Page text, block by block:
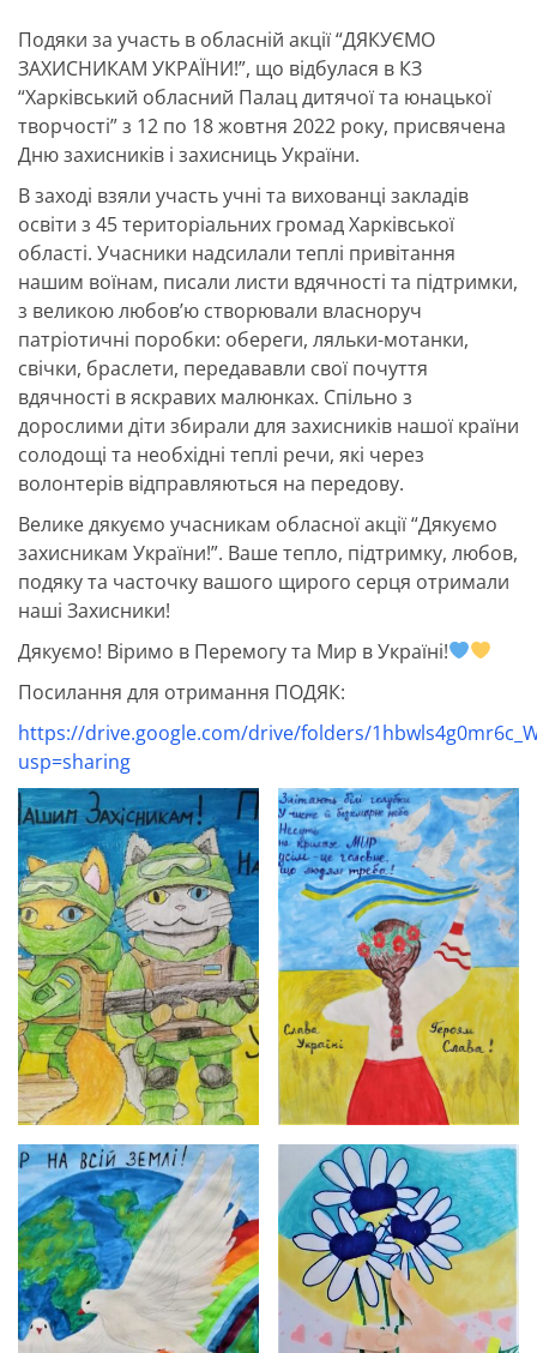
Подяки за участь в обласній акції “ДЯКУЄМО
ЗАХИСНИКАМ УКРАЇНИ!”, що відбулася в КЗ
“Харківський обласний Палац дитячої та юнацької
творчості” з 12 по 18 жовтня 2022 року, присвячена
Дню захисників і захисниць України.
В заході взяли участь учні та вихованці закладів
освіти з 45 територіальних громад Харківської
області. Учасники надсилали теплі привітання
нашим воїнам, писали листи вдячності та підтримки,
з великою любов’ю створювали власноруч
патріотичні поробки: обереги, ляльки-мотанки,
свічки, браслети, передававли свої почуття
вдячності в яскравих малюнках. Спільно з
дорослими діти збирали для захисників нашої країни
солодощі та необхідні теплі речи, які через
волонтерів відправляються на передову.
Велике дякуємо учасникам обласної акції “Дякуємо
захисникам України!”. Ваше тепло, підтримку, любов,
подяку та часточку вашого щирого серця отримали
наші Захисники!
Дякуємо! Віримо в Перемогу та Мир в Україні!
Посилання для отримання ПОДЯК:
https://drive.google.com/drive/folders/
usp=sharing